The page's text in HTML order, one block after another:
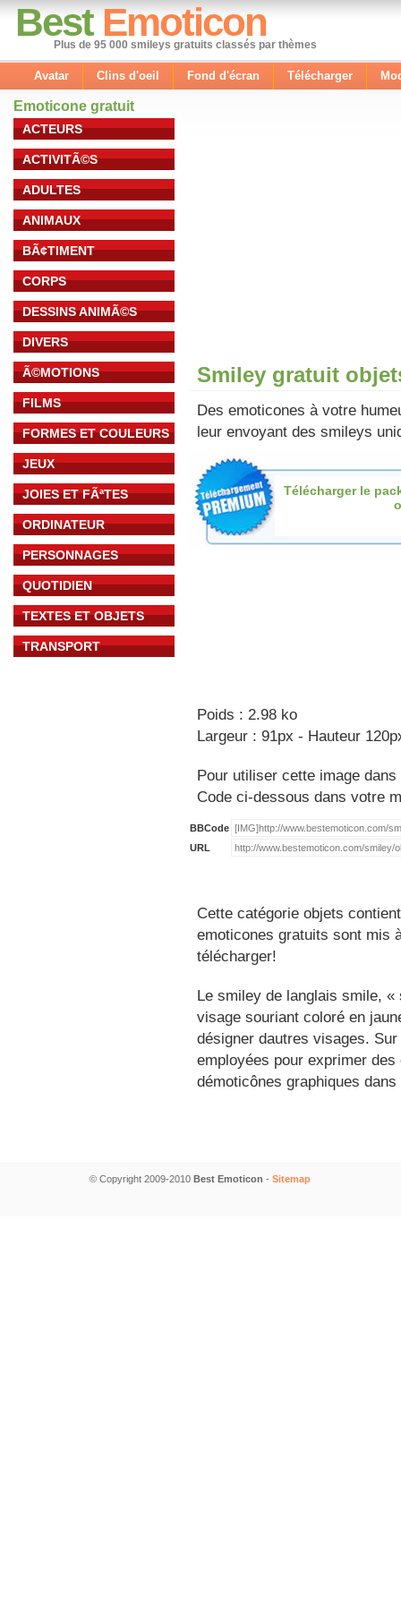
Best Emoticon
Plus de 95 000 smileys gratuits classés par thèmes
Avatar Clins d'oeil Fond d'écran Télécharger
Emoticone gratuit
ACTEURS
ACTIVITÃ©S
ADULTES
ANIMAUX
BÃ¢TIMENT
CORPS
DESSINS ANIMÃ©S
DIVERS
Ã©MOTIONS
FILMS
FORMES ET COULEURS
JEUX
JOIES ET FÃªTES
ORDINATEUR
PERSONNAGES
QUOTIDIEN
TEXTES ET OBJETS
TRANSPORT
Smiley gratuit
Des emoticones à votre
leur envoyant des smileys
Télécharger le
Poids : 2.98 ko
Largeur : 91px - Hauteur
Pour utiliser cette image
Code ci-dessous dans votre
BBCode
URL
Cette catégorie objets
emoticones gratuits sont mis
télécharger!
Le smiley de langlais smile,
visage souriant coloré en
désigner dautres visages.
employées pour exprimer
démoticônes graphiques
© Copyright 2009-2010 Best Emoticon - Sitemap